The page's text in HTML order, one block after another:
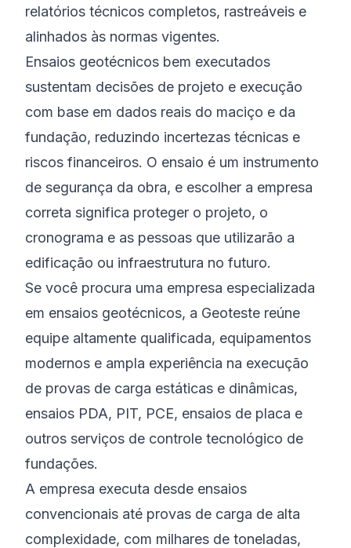
relatórios técnicos completos, rastreáveis e
alinhados às normas vigentes.
Ensaios geotécnicos bem executados
sustentam decisões de projeto e execução
com base em dados reais do maciço e da
fundação, reduzindo incertezas técnicas e
riscos financeiros. O ensaio é um instrumento
de segurança da obra, e escolher a empresa
correta significa proteger o projeto, o
cronograma e as pessoas que utilizarão a
edificação ou infraestrutura no futuro.
Se você procura uma empresa especializada
em ensaios geotécnicos, a Geoteste reúne
equipe altamente qualificada, equipamentos
modernos e ampla experiência na execução
de provas de carga estáticas e dinâmicas,
ensaios PDA, PIT, PCE, ensaios de placa e
outros serviços de controle tecnológico de
fundações.
A empresa executa desde ensaios
convencionais até provas de carga de alta
complexidade, com milhares de toneladas,